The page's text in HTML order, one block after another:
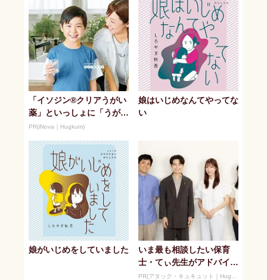
「イソジン®クリアうがい
薬」といっしょに「うがい
パワー」で一年中！ 健や
PR(iNova｜Hugkum)
娘はいじめなんてやってな
い
娘がいじめをしていました
いま最も相談したい保育
士・てぃ先生がアドバイ
ス！ 子どもの“おてつだ